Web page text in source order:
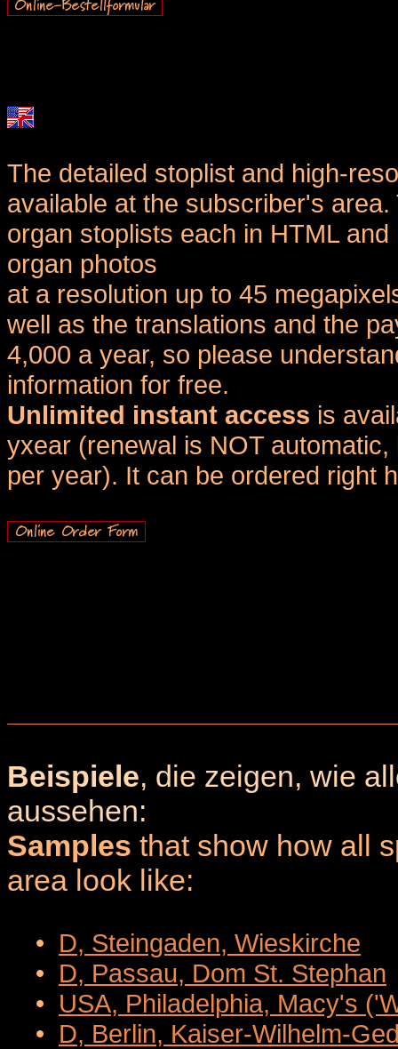
The detailed stoplist and high-
available at the subscriber's
organ stoplists each in HTML
organ photos
at a resolution up to 45
well as the translations and the
4,000 a year, so please
information for free.
Unlimited instant access is
yxear (renewal is NOT
per year). It can be ordered right
Beispiele, die zeigen, wie
aussehen:
Samples that show how all
area look like:
• D, Steingaden, Wieskirche
• D, Passau, Dom St. Stephan
• USA, Philadelphia, Macy's
• D, Berlin, Kaiser-Wilhelm-